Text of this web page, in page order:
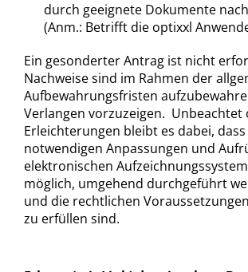
durch geeignete Dokumente
(Anm.: Betrifft die optixxl
Ein gesonderter Antrag ist nicht
Nachweise sind im Rahmen der
Aufbewahrungsfristen
Verlangen vorzuzeigen. Unbeachtet
Erleichterungen bleibt es dabei,
notwendigen Anpassungen und
elektronischen
möglich, umgehend durchgeführt
und die rechtlichen
zu erfüllen sind.